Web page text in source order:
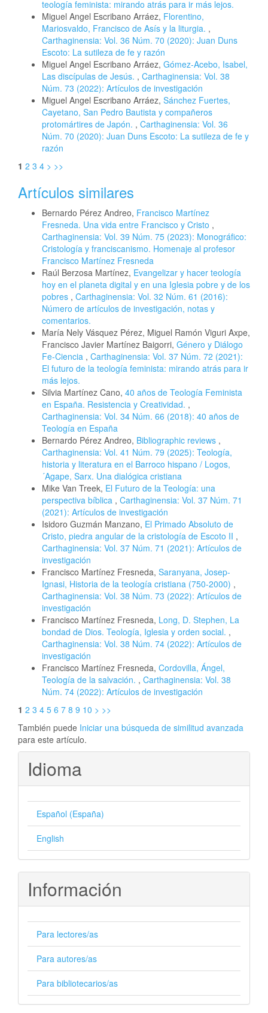
teología feminista: mirando atrás para ir más lejos.
Miguel Angel Escribano Arráez, Florentino,
Mariosvaldo, Francisco de Asís y la liturgia. ,
Carthaginensia: Vol. 36 Núm. 70 (2020): Juan Duns
Escoto: La sutileza de fe y razón
Miguel Angel Escribano Arráez, Gómez-Acebo, Isabel,
Las discípulas de Jesús. , Carthaginensia: Vol. 38
Núm. 73 (2022): Artículos de investigación
Miguel Angel Escribano Arráez, Sánchez Fuertes,
Cayetano, San Pedro Bautista y compañeros
protomártires de Japón. , Carthaginensia: Vol. 36
Núm. 70 (2020): Juan Duns Escoto: La sutileza de fe y
razón
1 2 3 4 > >>
Artículos similares
Bernardo Pérez Andreo, Francisco Martínez
Fresneda. Una vida entre Francisco y Cristo ,
Carthaginensia: Vol. 39 Núm. 75 (2023): Monográfico:
Cristología y franciscanismo. Homenaje al profesor
Francisco Martínez Fresneda
Raúl Berzosa Martínez, Evangelizar y hacer teología
hoy en el planeta digital y en una Iglesia pobre y de los
pobres , Carthaginensia: Vol. 32 Núm. 61 (2016):
Número de artículos de investigación, notas y
comentarios.
María Nely Vásquez Pérez, Miguel Ramón Viguri Axpe,
Francisco Javier Martínez Baigorri, Género y Diálogo
Fe-Ciencia , Carthaginensia: Vol. 37 Núm. 72 (2021):
El futuro de la teología feminista: mirando atrás para ir
más lejos.
Silvia Martínez Cano, 40 años de Teología Feminista
en España. Resistencia y Creatividad. ,
Carthaginensia: Vol. 34 Núm. 66 (2018): 40 años de
Teología en España
Bernardo Pérez Andreo, Bibliographic reviews ,
Carthaginensia: Vol. 41 Núm. 79 (2025): Teología,
historia y literatura en el Barroco hispano / Logos,
´Agape, Sarx. Una dialógica cristiana
Mike Van Treek, El Futuro de la Teología: una
perspectiva bíblica , Carthaginensia: Vol. 37 Núm. 71
(2021): Artículos de investigación
Isidoro Guzmán Manzano, El Primado Absoluto de
Cristo, piedra angular de la cristología de Escoto II ,
Carthaginensia: Vol. 37 Núm. 71 (2021): Artículos de
investigación
Francisco Martínez Fresneda, Saranyana, Josep-
Ignasi, Historia de la teología cristiana (750-2000) ,
Carthaginensia: Vol. 38 Núm. 73 (2022): Artículos de
investigación
Francisco Martínez Fresneda, Long, D. Stephen, La
bondad de Dios. Teología, Iglesia y orden social. ,
Carthaginensia: Vol. 38 Núm. 74 (2022): Artículos de
investigación
Francisco Martínez Fresneda, Cordovilla, Ángel,
Teología de la salvación. , Carthaginensia: Vol. 38
Núm. 74 (2022): Artículos de investigación
1 2 3 4 5 6 7 8 9 10 > >>
También puede Iniciar una búsqueda de similitud avanzada
para este artículo.
Idioma
Español (España)
English
Información
Para lectores/as
Para autores/as
Para bibliotecarios/as